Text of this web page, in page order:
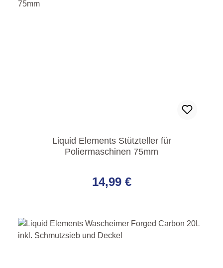
Liquid Elements Stützteller für
Poliermaschinen 75mm
14,99 €